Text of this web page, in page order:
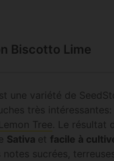
Biscotto Lime
une variété de
très intéressantes:
Lemon Tree . Le
Sativa et facile à
notes sucrées,